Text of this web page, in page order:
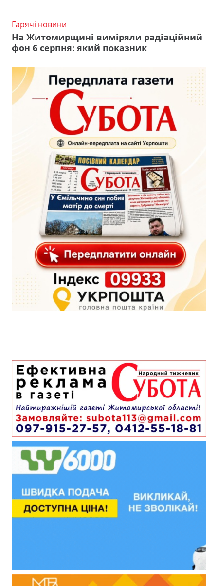
Гарячі новини
На Житомирщині виміряли радіаційний
фон 6 серпня: який показник